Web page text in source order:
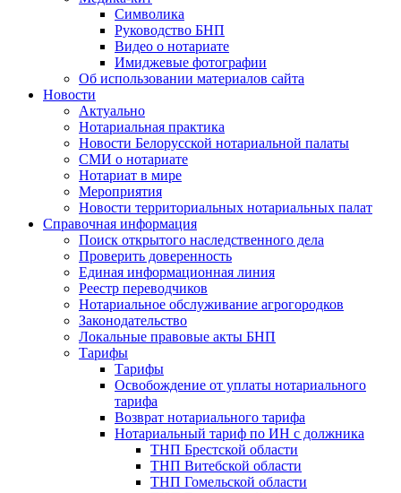
Символика
Руководство БНП
Видео о нотариате
Имиджевые фотографии
Об использовании материалов сайта
Новости
Актуально
Нотариальная практика
Новости Белорусской нотариальной палаты
СМИ о нотариате
Нотариат в мире
Мероприятия
Новости территориальных нотариальных палат
Справочная информация
Поиск открытого наследственного дела
Проверить доверенность
Единая информационная линия
Реестр переводчиков
Нотариальное обслуживание агрогородков
Законодательство
Локальные правовые акты БНП
Тарифы
Тарифы
Освобождение от уплаты нотариального
тарифа
Возврат нотариального тарифа
Нотариальный тариф по ИН с должника
ТНП Брестской области
ТНП Витебской области
ТНП Гомельской области